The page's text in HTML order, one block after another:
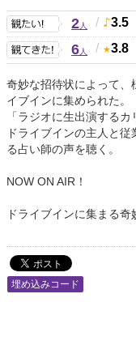
2人 / 3.5
6人 / 3.8
奇妙な招待状によって、
イブインに集められた。
「ラジオに生出演する
ドライブインの主人と
る占い師の声を聴く。
NOW ON AIR！
ドライブインに集まる奇
埋め込みコード